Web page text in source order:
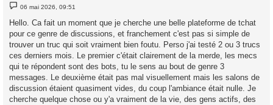
M
e
s
s
a
e
06 mai 2026, 09:51
Hello. Ca fait un moment que je cherche une belle plateforme de tchat
pour ce genre de discussions, et franchement c'est pas si simple de
trouver un truc qui soit vraiment bien foutu. Perso j'ai testé 2 ou 3 trucs
ces derniers mois. Le premier c'était clairement de la merde, les mecs
qui te répondent sont des bots, tu le sens au bout de genre 3
messages. Le deuxième était pas mal visuellement mais les salons de
discussion étaient quasiment vides, du coup l'ambiance était nulle. Je
cherche quelque chose ou y'a vraiment de la vie, des gens actifs, des